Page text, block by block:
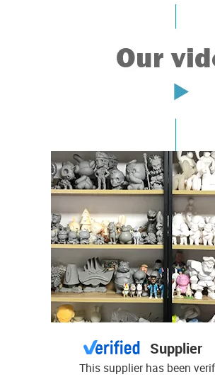
Supplier
This supplier has been